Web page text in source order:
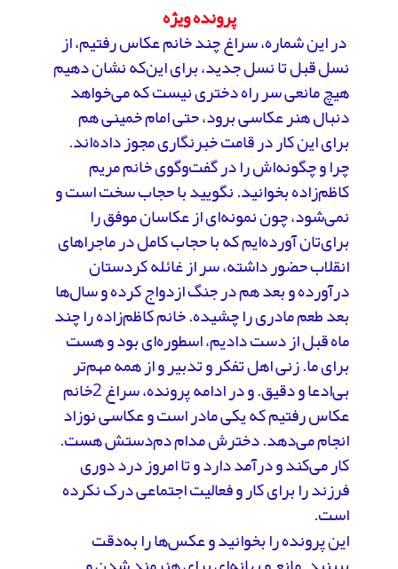
پرونده ویژه
در این شماره، سراغ چند خانم عکاس رفتیم، از
نسل قبل تا نسل جدید، برای این‌که نشان دهیم
هیچ مانعی سر راه دختری نیست که می‌خواهد
دنبال هنر عکاسی برود، حتی امام خمینی هم
برای این کار در قامت خبرنگاری مجوز داده‌اند.
چرا و چگونه‌اش را در گفت‌وگوی خانم مریم
کاظم‌زاده بخوانید. نگویید با حجاب سخت است و
نمی‌شود، چون نمونه‌ای از عکاسان موفق را
برای‌تان آورده‌ایم که با حجاب کامل در ماجراهای
انقلاب حضور داشته، سر از غائله کردستان
درآورده و بعد هم در جنگ ازدواج کرده و سال‌ها
بعد طعم مادری را چشیده. خانم کاظم‌زاده را چند
ماه قبل از دست دادیم، اسطوره‌ای بود و هست
برای ما. زنی اهل تفکر و تدبیر و از همه مهم‌تر
بی‌ادعا و دقیق. و در ادامه پرونده، سراغ 2خانم
عکاس رفتیم که یکی مادر است و عکاسی نوزاد
انجام می‌دهد. دخترش مدام دم‌دستش هست.
کار می‌کند و درآمد دارد و تا امروز درد دوری
فرزند را برای کار و فعالیت اجتماعی درک نکرده
است.
این پرونده را بخوانید و عکس‌ها را به‌دقت